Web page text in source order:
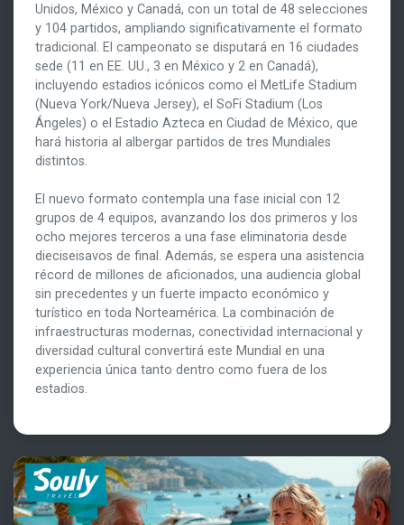
Unidos, México y Canadá, con un total de 48 selecciones
y 104 partidos, ampliando significativamente el formato
tradicional. El campeonato se disputará en 16 ciudades
sede (11 en EE. UU., 3 en México y 2 en Canadá),
incluyendo estadios icónicos como el MetLife Stadium
(Nueva York/Nueva Jersey), el SoFi Stadium (Los
Ángeles) o el Estadio Azteca en Ciudad de México, que
hará historia al albergar partidos de tres Mundiales
distintos.
El nuevo formato contempla una fase inicial con 12
grupos de 4 equipos, avanzando los dos primeros y los
ocho mejores terceros a una fase eliminatoria desde
dieciseisavos de final. Además, se espera una asistencia
récord de millones de aficionados, una audiencia global
sin precedentes y un fuerte impacto económico y
turístico en toda Norteamérica. La combinación de
infraestructuras modernas, conectividad internacional y
diversidad cultural convertirá este Mundial en una
experiencia única tanto dentro como fuera de los
estadios.